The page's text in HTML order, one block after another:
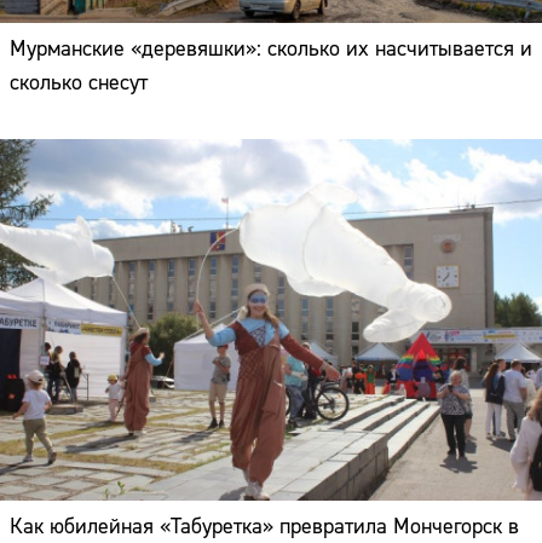
Мурманские «деревяшки»: сколько их насчитывается и
сколько снесут
Как юбилейная «Табуретка» превратила Мончегорск в